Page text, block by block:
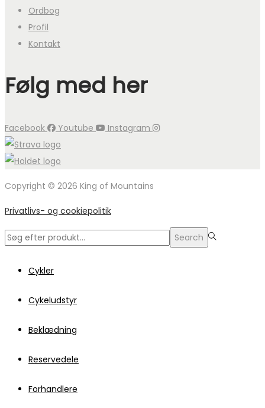
Ordbog
Profil
Kontakt
Følg med her
Facebook Youtube Instagram
Copyright © 2026 King of Mountains
Privatlivs- og cookiepolitik
Search
Search
Cykler
Cykeludstyr
Beklædning
Reservedele
Forhandlere